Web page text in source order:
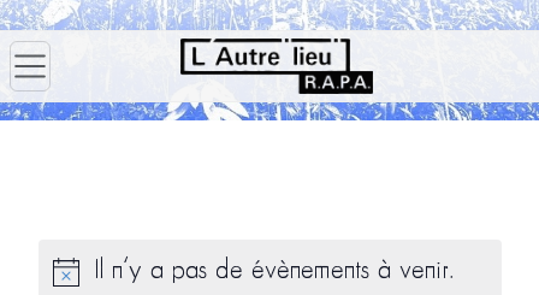
Il n’y a pas de évènements à venir.